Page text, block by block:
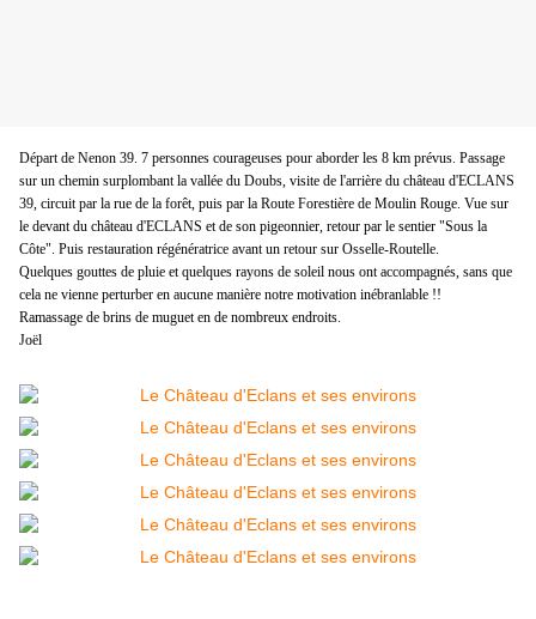
Départ de Nenon 39. 7 personnes courageuses pour aborder les 8 km prévus. Passage
sur un chemin surplombant la vallée du Doubs, visite de l'arrière du château d'ECLANS
39, circuit par la rue de la forêt, puis par la Route Forestière de Moulin Rouge. Vue sur
le devant du château d'ECLANS et de son pigeonnier, retour par le sentier "Sous la
Côte". Puis restauration régénératrice avant un retour sur Osselle-Routelle.
Quelques gouttes de pluie et quelques rayons de soleil nous ont accompagnés, sans que
cela ne vienne perturber en aucune manière notre motivation inébranlable !!
Ramassage de brins de muguet en de nombreux endroits.
Joël